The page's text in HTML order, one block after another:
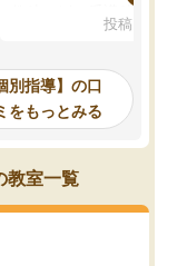
めれるので、個人に合
いなのがあり(有料)、受
ことをどんなスケジュー
くか相談したのですが、
ち期待したものではなく
内容でした。それでも明
やる気も出ましたし、苦
くなってきたようなので
投稿日：
別指導】の口
をもっとみる
教室一覧